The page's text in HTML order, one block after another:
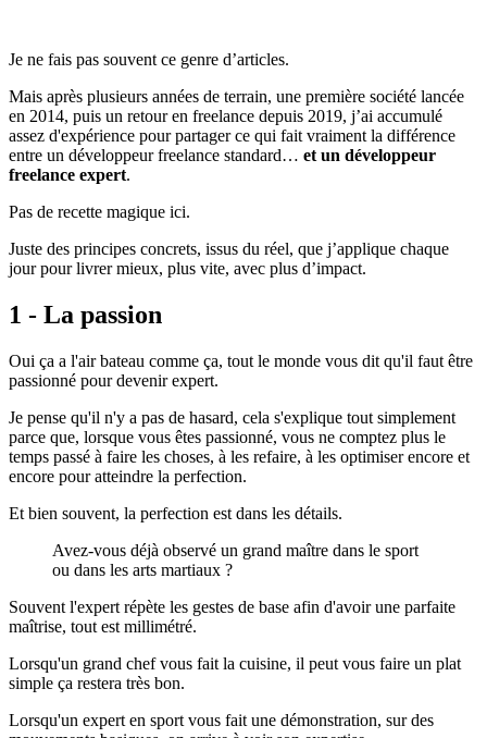
Je ne fais pas souvent ce genre d’articles.
Mais après plusieurs années de terrain, une première société lancée
en 2014, puis un retour en freelance depuis 2019, j’ai accumulé
assez d'expérience pour partager ce qui fait vraiment la différence
entre un développeur freelance standard… et un développeur
freelance expert.
Pas de recette magique ici.
Juste des principes concrets, issus du réel, que j’applique chaque
jour pour livrer mieux, plus vite, avec plus d’impact.
1 - La passion
Oui ça a l'air bateau comme ça, tout le monde vous dit qu'il faut être
passionné pour devenir expert.
Je pense qu'il n'y a pas de hasard, cela s'explique tout simplement
parce que, lorsque vous êtes passionné, vous ne comptez plus le
temps passé à faire les choses, à les refaire, à les optimiser encore et
encore pour atteindre la perfection.
Et bien souvent, la perfection est dans les détails.
Avez-vous déjà observé un grand maître dans le sport
ou dans les arts martiaux ?
Souvent l'expert répète les gestes de base afin d'avoir une parfaite
maîtrise, tout est millimétré.
Lorsqu'un grand chef vous fait la cuisine, il peut vous faire un plat
simple ça restera très bon.
Lorsqu'un expert en sport vous fait une démonstration, sur des